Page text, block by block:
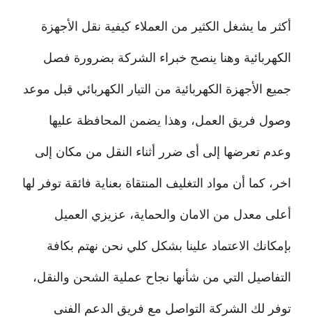
أكثر ما يشغل الكثير من العملاء كيفية نقل الأجهزة
الكهربائية وهنا ينصح خبراء الشركة بضرورة فصل
جميع الأجهزة الكهربائية من التيار الكهربائي قبل موعد
وصول فريق العمل، وهذا يضمن المحافظة عليها
وعدم تعرضها إلى أى ضرر أثناء النقل من مكان إلى
اخر، كما أن مواد التغليف المنتقاة بعناية فائقة توفر لها
أعلى معدل من الامان والحماية، عزيزي العميل
بإمكانك الاعتماد علينا بشكل كلي نحن نهتم بكافة
التفاصيل التي من شأنها نجاح عملية الشحن والنقل،
توفر لك الشركة التواصل مع فريق الدعم الفنى